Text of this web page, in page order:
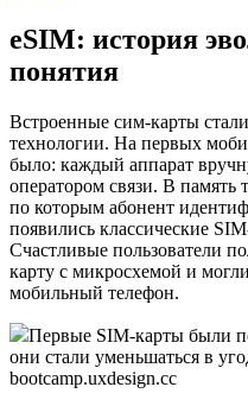
eSIM: история
понятия
Встроенные сим-карты
технологии. На первых
было: каждый аппарат
оператором связи. В память
по которым абонент
появились классические
Счастливые пользователи
карту с микросхемой и
мобильный телефон.
Первые SIM-карты были
они стали уменьшаться в
bootcamp.uxdesign.cc